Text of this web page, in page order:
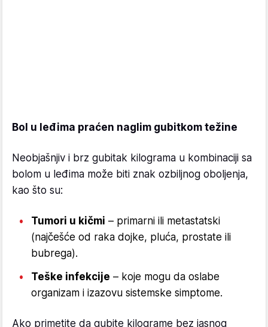
Bol u leđima praćen naglim gubitkom težine
Neobjašnjiv i brz gubitak kilograma u kombinaciji sa
bolom u leđima može biti znak ozbiljnog oboljenja,
kao što su:
Tumori u kičmi – primarni ili metastatski
(najčešće od raka dojke, pluća, prostate ili
bubrega).
Teške infekcije – koje mogu da oslabe
organizam i izazovu sistemske simptome.
Ako primetite da gubite kilograme bez jasnog